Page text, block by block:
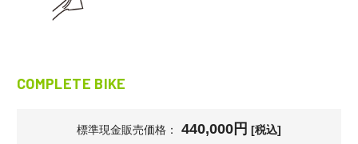
COMPLETE BIKE
標準現金販売価格： 440,000円 [税込]